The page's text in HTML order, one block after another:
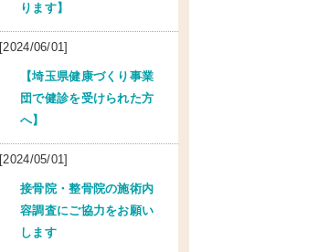
ります】
[2024/06/01]
【埼玉県健康づくり事業
団で健診を受けられた方
へ】
[2024/05/01]
接骨院・整骨院の施術内
容調査にご協力をお願い
します